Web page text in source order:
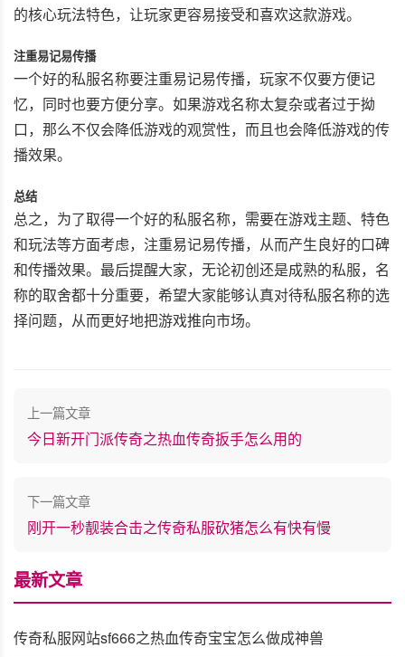
的核心玩法特色，让玩家更容易接受和喜欢这款游戏。
注重易记易传播
一个好的私服名称要注重易记易传播，玩家不仅要方便记
忆，同时也要方便分享。如果游戏名称太复杂或者过于拗
口，那么不仅会降低游戏的观赏性，而且也会降低游戏的传
播效果。
总结
总之，为了取得一个好的私服名称，需要在游戏主题、特色
和玩法等方面考虑，注重易记易传播，从而产生良好的口碑
和传播效果。最后提醒大家，无论初创还是成熟的私服，名
称的取舍都十分重要，希望大家能够认真对待私服名称的选
择问题，从而更好地把游戏推向市场。
上一篇文章
今日新开门派传奇之热血传奇扳手怎么用的
下一篇文章
刚开一秒靓装合击之传奇私服砍猪怎么有快有慢
最新文章
传奇私服网站sf666之热血传奇宝宝怎么做成神兽